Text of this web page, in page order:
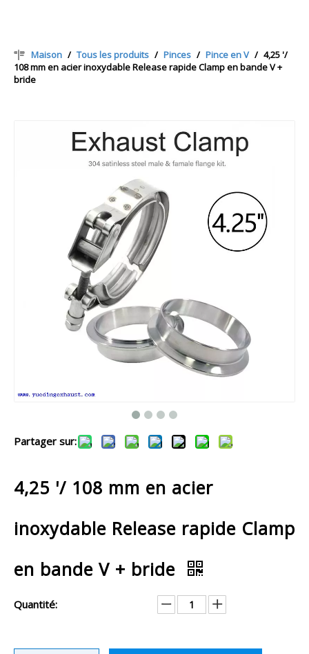
Maison / Tous les produits / Pinces / Pince en V / 4,25 '/
108 mm en acier inoxydable Release rapide Clamp en bande V +
bride
Partager sur:
4,25 '/ 108 mm en acier
inoxydable Release rapide Clamp
en bande V + bride
Quantité: